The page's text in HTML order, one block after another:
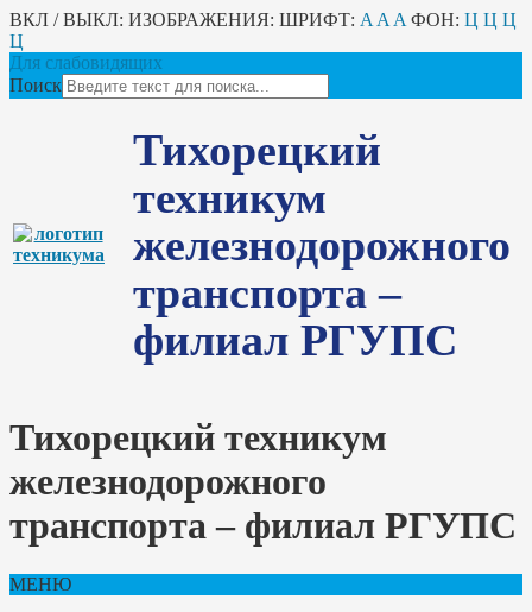
ВКЛ / ВЫКЛ: ИЗОБРАЖЕНИЯ: ШРИФТ: A A A ФОН: Ц Ц Ц
Ц
Для слабовидящих
Поиск
Тихорецкий
техникум
железнодорожного
транспорта –
филиал РГУПС
Тихорецкий техникум
железнодорожного
транспорта – филиал РГУПС
МЕНЮ